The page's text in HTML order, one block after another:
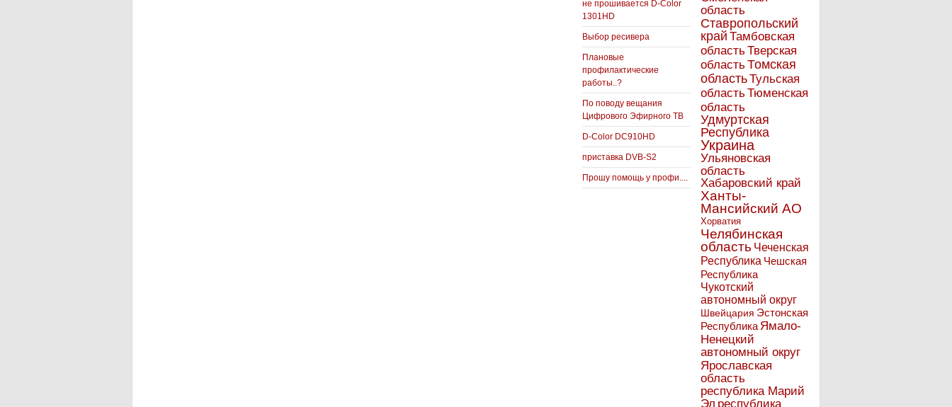
не прошивается D-Color
1301HD
Выбор ресивера
Плановые
профилактические
работы..?
По поводу вещания
Цифрового Эфирного ТВ
D-Color DC910HD
приставка DVB-S2
Прошу помощь у профи....
область
Ставропольский
край Тамбовская
областьТверская
областьТомская
областьТульская
областьТюменская
область
Удмуртская
Республика
Украина
Ульяновская
область
Хабаровский край
Ханты-
Мансийский АО
Хорватия
Челябинская
область Чеченская
Республика Чешская
Республика
Чукотский
автономный округ
Швейцария Эстонская
Республика Ямало-
Ненецкий
автономный округ
Ярославская
область
республика Марий
Эл республика